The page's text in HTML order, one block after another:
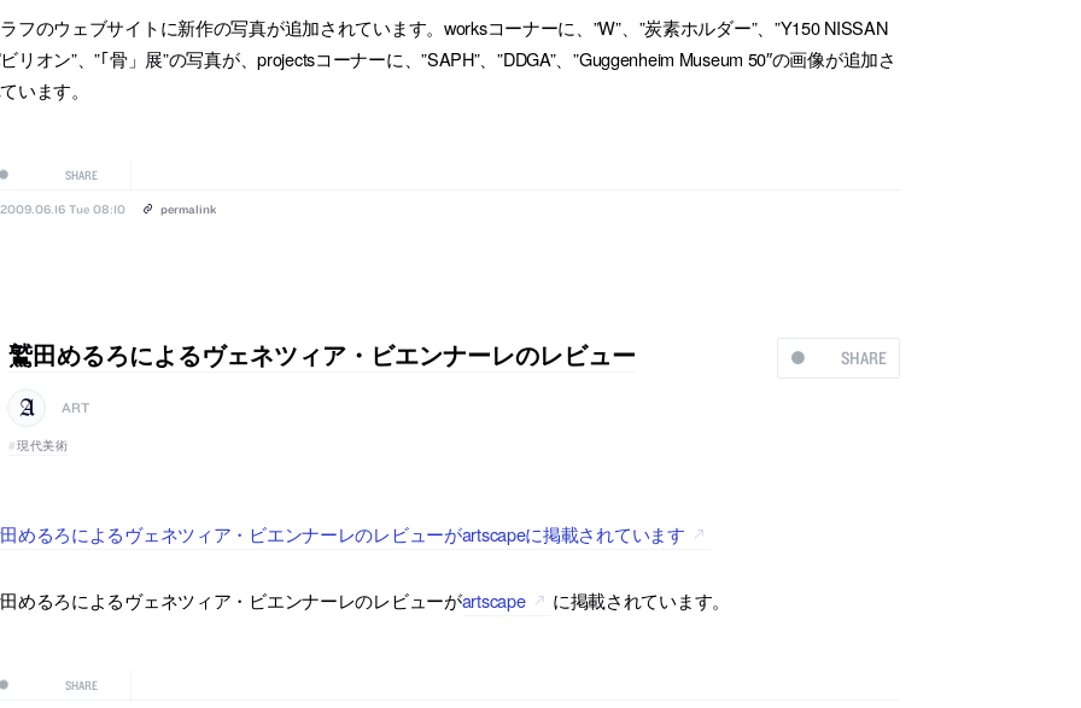
フのウェブサイトに新作の写真が追加されています。worksコーナーに、”W”、”炭素ホルダー”、”Y150 NISSAN
リオン”、”｢骨」展”の写真が、projectsコーナーに、”SAPH”、”DDGA”、”Guggenheim Museum 50″の画像が追加さ
います。
SHARE
2009.06.16 Tue 08:10 permalink
SHARE
鷲田めるろによるヴェネツィア・ビエンナーレのレビュー
ART
現代美術
めるろによるヴェネツィア・ビエンナーレのレビューがartscapeに掲載されています
めるろによるヴェネツィア・ビエンナーレのレビューがartscape に掲載されています。
SHARE